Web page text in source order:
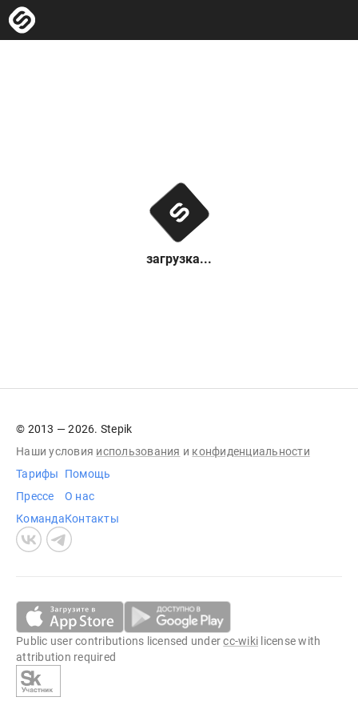
загрузка...
© 2013 — 2026. Stepik
Наши условия использования и конфиденциальности
Тарифы
Прессе
Команда
Помощь
О нас
Контакты
Public user contributions licensed undercc-wiki license with
attribution required